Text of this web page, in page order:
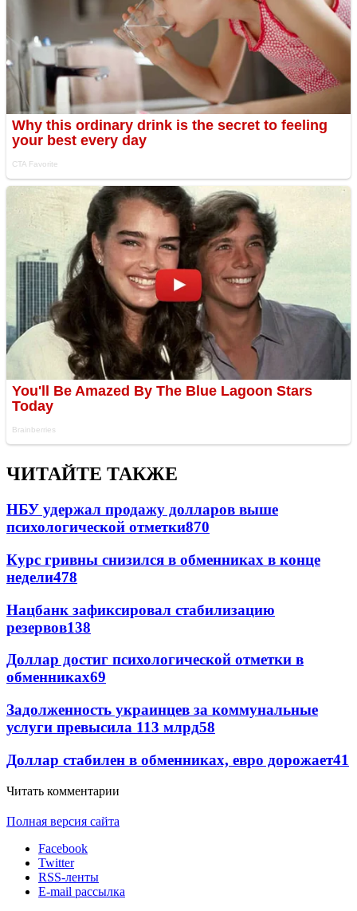
ЧИТАЙТЕ ТАКЖЕ
НБУ удержал продажу долларов выше
психологической отметки870
Курс гривны снизился в обменниках в конце
недели478
Нацбанк зафиксировал стабилизацию
резервов138
Доллар достиг психологической отметки в
обменниках69
Задолженность украинцев за коммунальные
услуги превысила 113 млрд58
Доллар стабилен в обменниках, евро дорожает41
Читать комментарии
Полная версия сайта
Facebook
Twitter
RSS-ленты
E-mail рассылка